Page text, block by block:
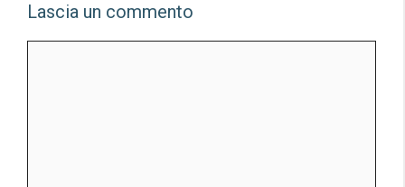
Lascia un commento